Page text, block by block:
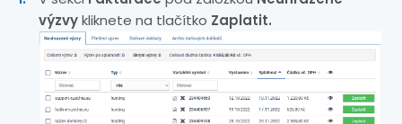
výzvykliknete na tlačítko Zaplatit.